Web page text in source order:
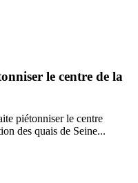
le centre de la
piétonniser le centre
des quais de Seine...